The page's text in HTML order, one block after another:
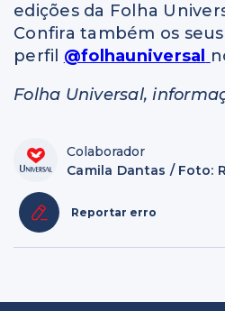
edições da Folha
Confira também os
perfil @folhauniversal
Folha Universal,
Colaborador
Camila Dantas / Foto:
Reportar erro